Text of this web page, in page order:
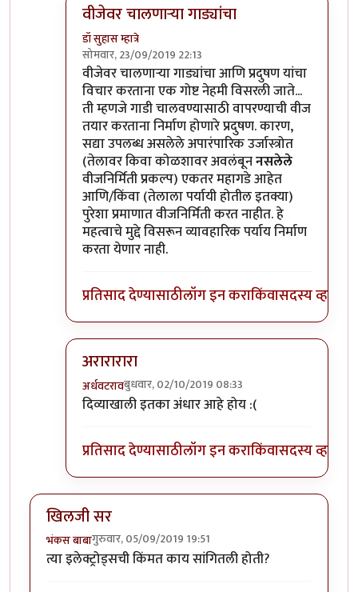
वीजेवर चालणार्‍या गाड्यांचा
डॉ सुहास म्हात्रे
सोमवार, 23/09/2019 22:13
In reply toइंटर्नल कंबशन इंजिनाची इंधनby
वीजेवर चालणार्‍या गाड्यांचा आणि प्रदुषण यांचा
विचार करताना एक गोष्ट नेहमी विसरली जाते...
ती म्हणजे गाडी चालवण्यासाठी वापरण्याची वीज
तयार करताना निर्माण होणारे प्रदुषण. कारण,
सद्या उपलब्ध असलेले अपारंपारिक उर्जास्त्रोत
(तेलावर किवा कोळशावर अवलंबूननसलेले
वीजनिर्मिती प्रकल्प) एकतर महागडे आहेत
आणि/किंवा (तेलाला पर्यायी होतील इतक्या)
पुरेशा प्रमाणात वीजनिर्मिती करत नाहीत. हे
महत्वाचे मुद्दे विसरून व्यावहारिक पर्याय निर्माण
करता येणार नाही.
प्रतिसाद देण्यासाठीलॉग इन कराकिंवासदस्य व्हा
अरारारारा
अर्धवटरावबुधवार, 02/10/2019 08:33
In reply toइंटर्नल कंबशन इंजिनाची इंधन
दिव्याखाली इतका अंधार आहे होय :(
प्रतिसाद देण्यासाठीलॉग इन कराकिंवासदस्य व्हा
खिलजी सर
भंकस बाबागुरुवार, 05/09/2019 19:51
त्या इलेक्ट्रोड्सची किंमत काय सांगितली होती?